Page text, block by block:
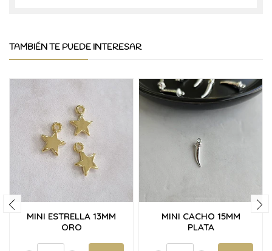
TAMBIÉN TE PUEDE INTERESAR
MINI ESTRELLA 13MM
ORO
MINI CACHO 15MM
PLATA